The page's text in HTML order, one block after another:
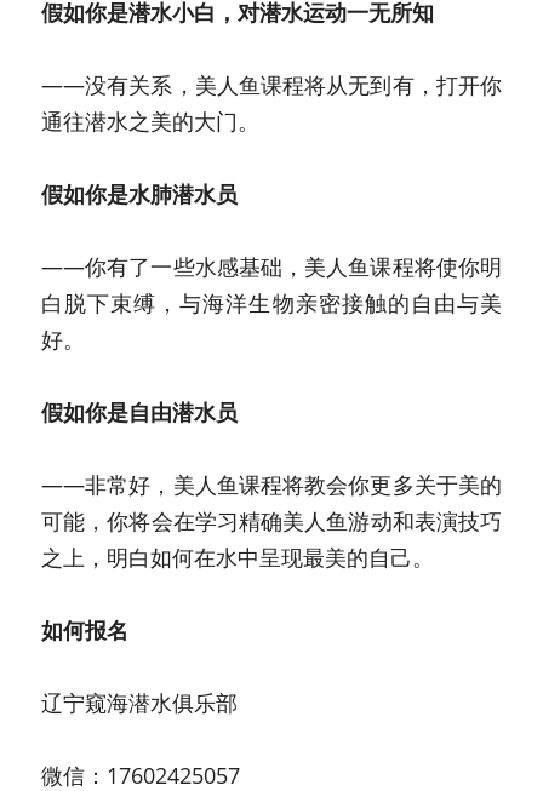
假如你是潜水小白，对潜水运动一无所知
——没有关系，美人鱼课程将从无到有，打开你
通往潜水之美的大门。
假如你是水肺潜水员
——你有了一些水感基础，美人鱼课程将使你明
白脱下束缚，与海洋生物亲密接触的自由与美
好。
假如你是自由潜水员
——非常好，美人鱼课程将教会你更多关于美的
可能，你将会在学习精确美人鱼游动和表演技巧
之上，明白如何在水中呈现最美的自己。
如何报名
辽宁窥海潜水俱乐部
微信：17602425057